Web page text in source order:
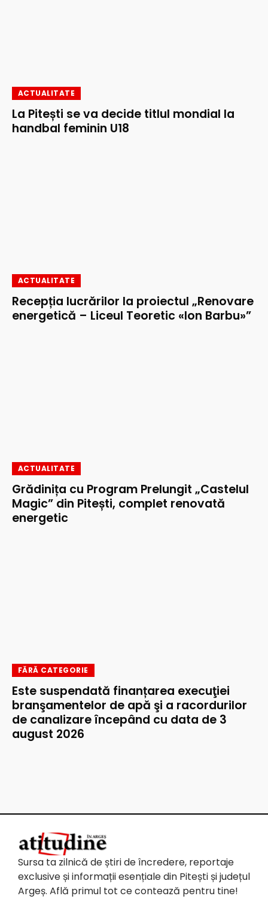
ACTUALITATE
La Pitești se va decide titlul mondial la
handbal feminin U18
ACTUALITATE
Recepția lucrărilor la proiectul „Renovare
energetică – Liceul Teoretic «Ion Barbu»”
ACTUALITATE
Grădinița cu Program Prelungit „Castelul
Magic” din Pitești, complet renovată
energetic
FĂRĂ CATEGORIE
Este suspendată finanțarea execuţiei
branşamentelor de apă şi a racordurilor
de canalizare începând cu data de 3
august 2026
Sursa ta zilnică de știri de încredere, reportaje
exclusive și informații esențiale din Pitești și județul
Argeș. Află primul tot ce contează pentru tine!